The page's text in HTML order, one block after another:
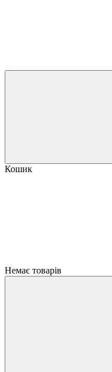
Кошик
Немає товарів